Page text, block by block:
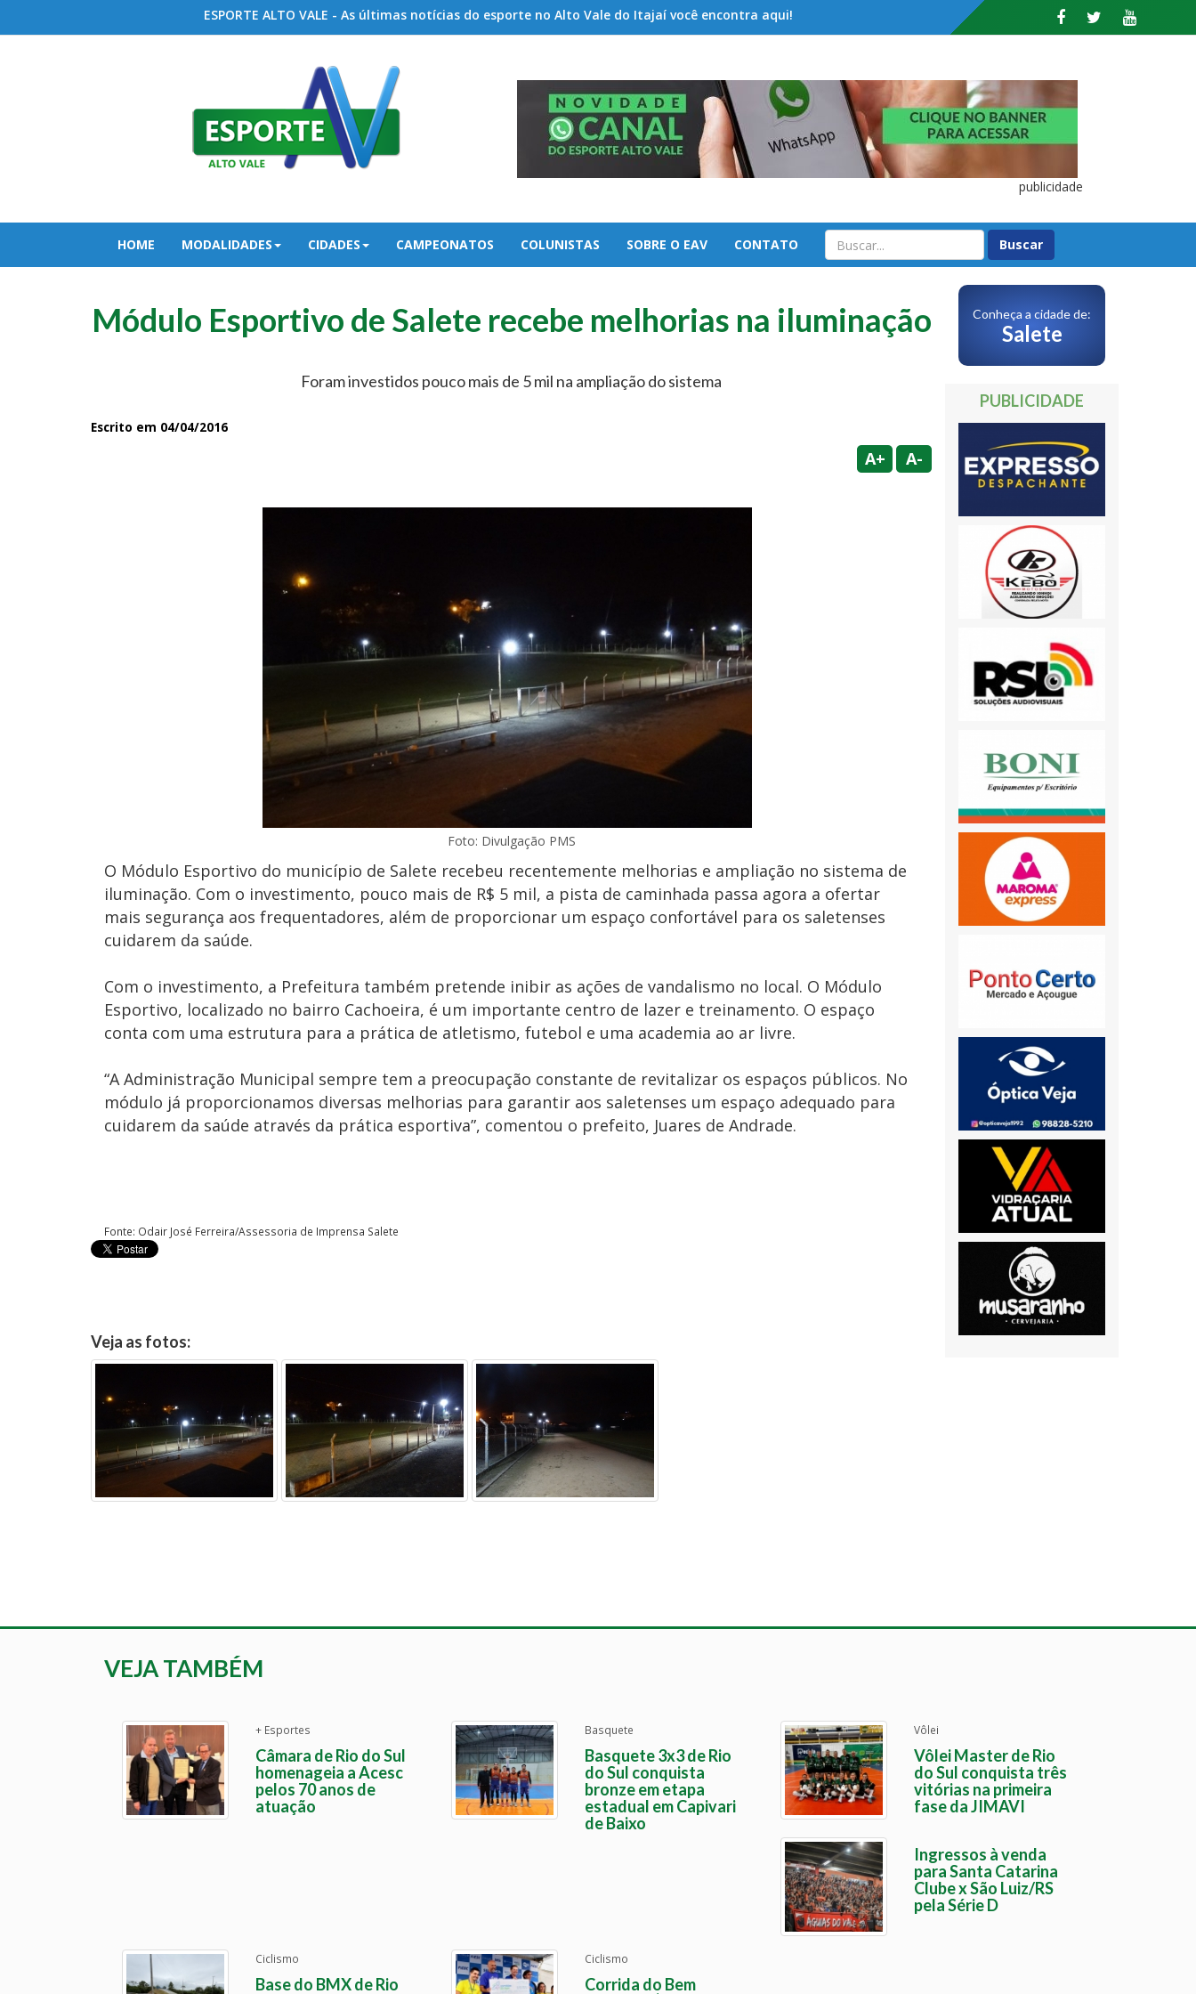
ESPORTE ALTO VALE - As últimas notícias do esporte no Alto Vale do Itajaí você encontra aqui!
publicidade
HOME MODALIDADES CIDADES CAMPEONATOS COLUNISTAS SOBRE O EAV CONTATO
Módulo Esportivo de Salete recebe melhorias na iluminação
Foram investidos pouco mais de 5 mil na ampliação do sistema
Escrito em 04/04/2016
A+ A-
Foto: Divulgação PMS
O Módulo Esportivo do município de Salete recebeu recentemente melhorias e ampliação no sistema de
iluminação. Com o investimento, pouco mais de R$ 5 mil, a pista de caminhada passa agora a ofertar
mais segurança aos frequentadores, além de proporcionar um espaço confortável para os saletenses
cuidarem da saúde.
Com o investimento, a Prefeitura também pretende inibir as ações de vandalismo no local. O Módulo
Esportivo, localizado no bairro Cachoeira, é um importante centro de lazer e treinamento. O espaço
conta com uma estrutura para a prática de atletismo, futebol e uma academia ao ar livre.
“A Administração Municipal sempre tem a preocupação constante de revitalizar os espaços públicos. No
módulo já proporcionamos diversas melhorias para garantir aos saletenses um espaço adequado para
cuidarem da saúde através da prática esportiva”, comentou o prefeito, Juares de Andrade.
Fonte: Odair José Ferreira/Assessoria de Imprensa Salete
Veja as fotos:
Conheça a cidade de:
Salete
PUBLICIDADE
VEJA TAMBÉM
+ Esportes
Câmara de Rio do Sul
homenageia a Acesc
pelos 70 anos de
atuação
Basquete
Basquete 3x3 de Rio
do Sul conquista
bronze em etapa
estadual em Capivari
de Baixo
Vôlei
Vôlei Master de Rio
do Sul conquista três
vitórias na primeira
fase da JIMAVI
Ingressos à venda
para Santa Catarina
Clube x São Luiz/RS
pela Série D
Ciclismo
Base do BMX de Rio
Ciclismo
Corrida do Bem